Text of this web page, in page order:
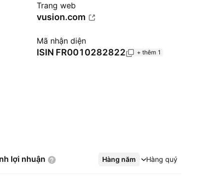
Trang web
vusion.com
Mã nhận diện
ISIN FR0010282822 + thêm 1
lợi nhuận Hàng năm Hàng quý
Xem thêm